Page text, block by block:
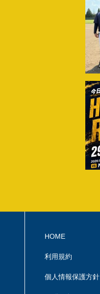
HOME
利用規約
個人情報保護方針